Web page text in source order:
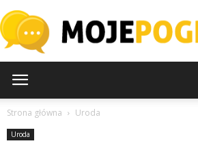
Strona główna Uroda
Uroda